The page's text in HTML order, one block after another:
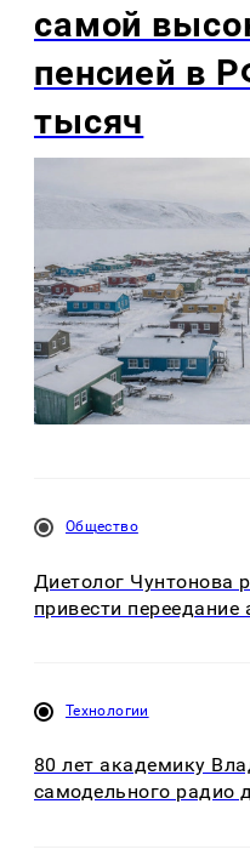
самой
пенсией в
тысяч
Общество
Диетолог Чунтонова
привести переедание
Технологии
80 лет академику
самодельного радио